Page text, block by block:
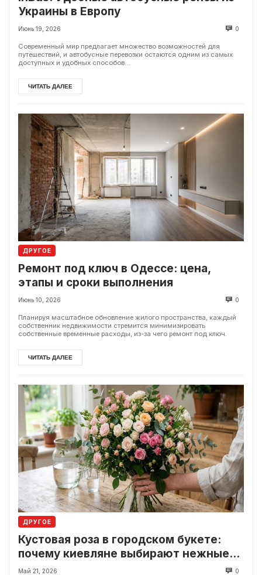
Украины в Европу
Июнь 19, 2026 0
Современный мир предлагает множество возможностей для
путешествий, и автобусные перевозки остаются одним из самых
доступных и удобных способов...
ЧИТАТЬ ДАЛЕЕ
ДРУГОЕ
Ремонт под ключ в Одессе: цена,
этапы и сроки выполнения
Июнь 10, 2026 0
Планируя масштабное обновление жилого пространства, каждый
собственник недвижимости стремится минимизировать
собственные временные расходы, из-за чего ремонт под ключ.
ЧИТАТЬ ДАЛЕЕ
ДРУГОЕ
Кустовая роза в городском букете:
почему киевляне выбирают нежные
композиции вместо классики
Май 21, 2026 0